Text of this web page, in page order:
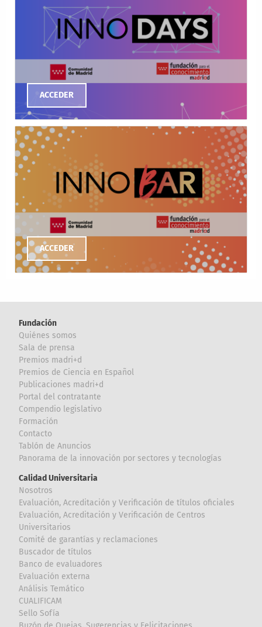
ACCEDER
ACCEDER
Fundación
Quiénes somos
Sala de prensa
Premios madri+d
Premios de Ciencia en Español
Publicaciones madri+d
Portal del contratante
Compendio legislativo
Formación
Contacto
Tablón de Anuncios
Panorama de la innovación por sectores y tecnologías
Calidad Universitaria
Nosotros
Evaluación, Acreditación y Verificación de títulos oficiales
Evaluación, Acreditación y Verificación de Centros
Universitarios
Comité de garantías y reclamaciones
Buscador de títulos
Banco de evaluadores
Evaluación externa
Análisis Temático
CUALIFICAM
Sello Sofía